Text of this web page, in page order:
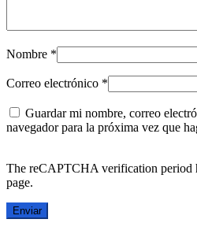
Nombre *
Correo electrónico *
Guardar mi nombre, correo
navegador para la próxima vez que
The reCAPTCHA verification period
page.